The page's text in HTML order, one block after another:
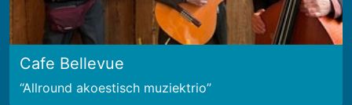
Cafe Bellevue
Allround akoestisch muziektrio